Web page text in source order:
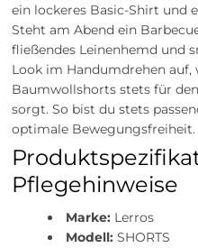
ein lockeres Basic-Shirt und
Steht am Abend ein
fließendes Leinenhemd und
Look im Handumdrehen auf,
Baumwollshorts stets für
sorgt. So bist du stets
optimale Bewegungsfreiheit.
Pflegehinweise
Marke: Lerros
Modell: SHORTS